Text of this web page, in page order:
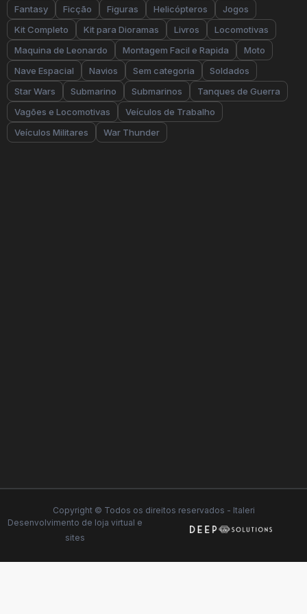
Fantasy
Ficção Figuras Helicópteros
Jogos
Kit Completo
Kit para Dioramas Livros
Locomotivas
Maquina de Leonardo
Montagem Facil e Rapida
Moto
Nave Espacial
Navios Sem categoria
Soldados
Star Wars
Submarino Submarinos
Tanques de Guerra
Vagões e Locomotivas
Veículos de Trabalho
Veículos Militares
War Thunder
Copyright © Todos os direitos reservados - Italeri
Desenvolvimento de loja virtual e
sites